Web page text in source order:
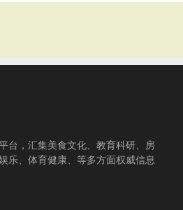
台，汇集美食文化、教育科研、房
乐、体育健康、等多方面权威信息